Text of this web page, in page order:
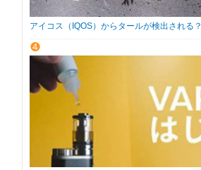
アイコス（IQOS）からタールが検出される？